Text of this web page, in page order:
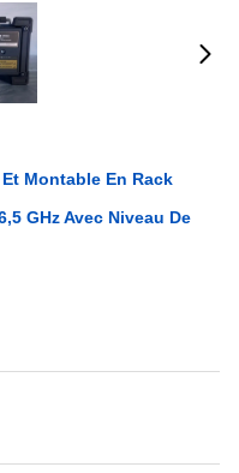
Montable En Rack
GHz Avec Niveau De